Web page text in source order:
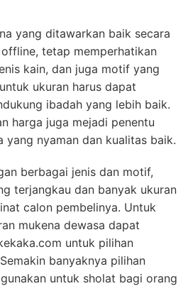
yang ditawarkan baik secara
tetap memperhatikan
kain, dan juga motif yang
ukuran harus dapat
ibadah yang lebih baik.
harga juga mejadi penentu
yang nyaman dan kualitas baik.
berbagai jenis dan motif,
terjangkau dan banyak ukuran
calon pembelinya. Untuk
mukena dewasa dapat
untuk pilihan
banyaknya pilihan
untuk sholat bagi orang